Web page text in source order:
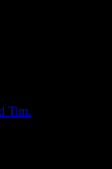
Tim.